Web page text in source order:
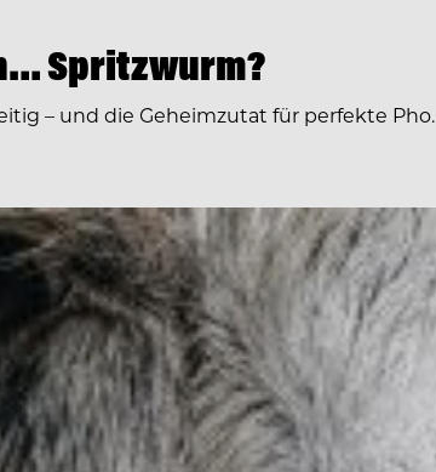
Spritzwurm?
– und die Geheimzutat für perfekte Pho.